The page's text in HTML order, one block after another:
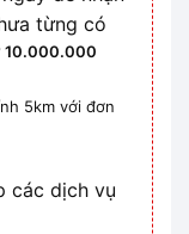
từng có
10.000.000
5km với đơn
các dịch vụ